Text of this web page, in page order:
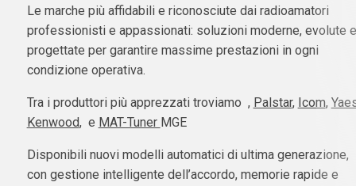
Le marche più affidabili e riconosciute dai radioamatori
professionisti e appassionati: soluzioni moderne, evolute e
progettate per garantire massime prestazioni in ogni
condizione operativa.
Tra i produttori più apprezzati troviamo , Palstar, Icom,
Kenwood, e MAT-Tuner MGE
Disponibili nuovi modelli automatici di ultima generazione,
con gestione intelligente dell’accordo, memorie rapide e